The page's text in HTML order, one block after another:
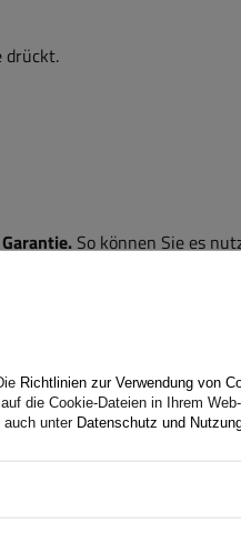
drückt.
So können Sie es
Zufriedenheit kümmern,
- Sie müssen nur das
mit uns auf! Die
Richtlinien zur Verwendung von
die Cookie-Dateien in Ihrem
auch unter Datenschutz und